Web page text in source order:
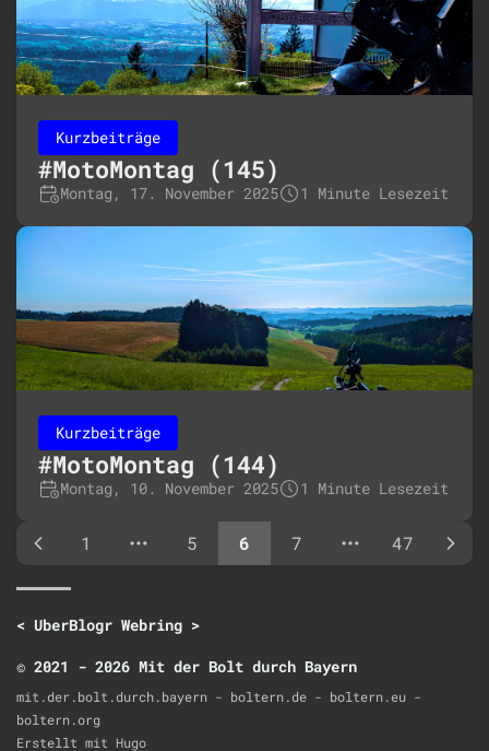
Kurzbeiträge
#MotoMontag (145)
Montag, 17. November 2025 1 Minute Lesezeit
Kurzbeiträge
#MotoMontag (144)
Montag, 10. November 2025 1 Minute Lesezeit
1 5 6 7 47
< UberBlogr Webring >
© 2021 - 2026 Mit der Bolt durch Bayern
mit.der.bolt.durch.bayern - boltern.de - boltern.eu -
boltern.org
Erstellt mit Hugo